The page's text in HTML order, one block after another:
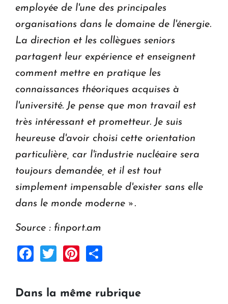
employée de l'une des principales
organisations dans le domaine de l'énergie.
La direction et les collègues seniors
partagent leur expérience et enseignent
comment mettre en pratique les
connaissances théoriques acquises à
l'université. Je pense que mon travail est
très intéressant et prometteur. Je suis
heureuse d'avoir choisi cette orientation
particulière, car l'industrie nucléaire sera
toujours demandée, et il est tout
simplement impensable d'exister sans elle
dans le monde moderne ».
Source : finport.am
Facebook
TwitterPinterest
Dans la même rubrique